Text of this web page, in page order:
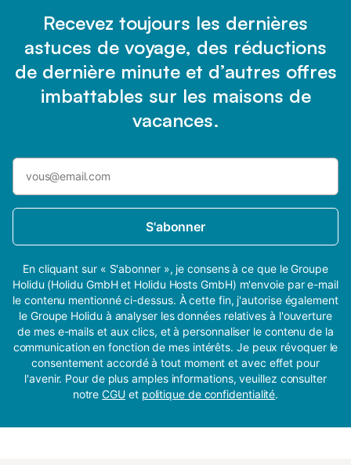
Recevez toujours les dernières
astuces de voyage, des réductions
de dernière minute et d’autres offres
imbattables sur les maisons de
vacances.
S'abonner
En cliquant sur « S'abonner », je consens à ce que le Groupe
Holidu (Holidu GmbH et Holidu Hosts GmbH) m'envoie par e-mail
le contenu mentionné ci-dessus. À cette fin, j'autorise également
le Groupe Holidu à analyser les données relatives à l'ouverture
de mes e-mails et aux clics, et à personnaliser le contenu de la
communication en fonction de mes intérêts. Je peux révoquer le
consentement accordé à tout moment et avec effet pour
l'avenir. Pour de plus amples informations, veuillez consulter
notreCGU et politique de confidentialité.